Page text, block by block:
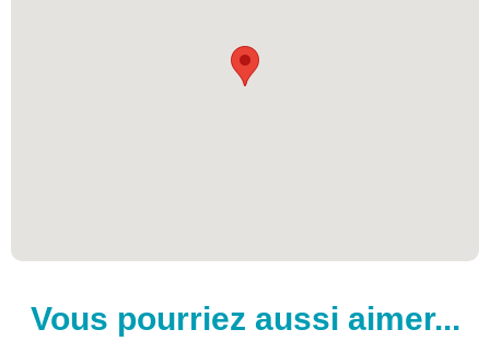
Vous pourriez aussi aimer...